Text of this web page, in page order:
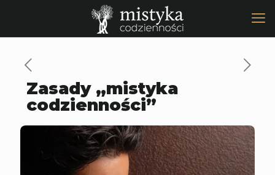
Zasady „mistyka
codzienności”